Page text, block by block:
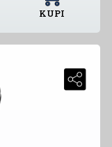
KUPI